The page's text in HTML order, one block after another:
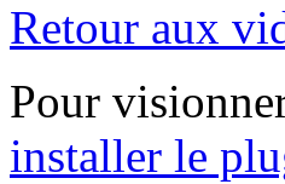
Retour aux
Pour
installer le